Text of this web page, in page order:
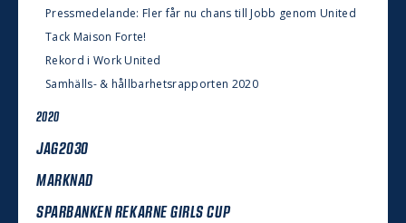
Pressmedelande: Fler får nu chans till Jobb genom United
Tack Maison Forte!
Rekord i Work United
Samhälls- & hållbarhetsrapporten 2020
2020
JAG2030
MARKNAD
SPARBANKEN REKARNE GIRLS CUP